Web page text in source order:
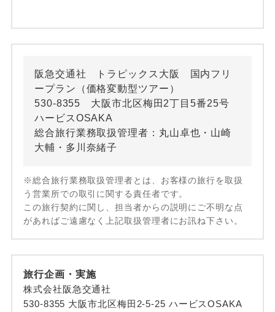
阪急交通社 トラピックス大阪 国内フリ
ープラン（価格変動型ツアー）
530-8355 大阪市北区梅田2丁目5番25号
ハービスOSAKA
総合旅行業務取扱管理者：丸山卓也・山崎
大輔・多川奈緒子
※総合旅行業務取扱管理者とは、お客様の旅行を取扱
う営業所での取引に関する責任者です。
この旅行契約に関し、担当者からの説明にご不明な点
があればご遠慮なく上記取扱管理者にお訊ね下さい。
旅行企画・実施
株式会社阪急交通社
530-8355 大阪市北区梅田2-5-25 ハービスOSAKA